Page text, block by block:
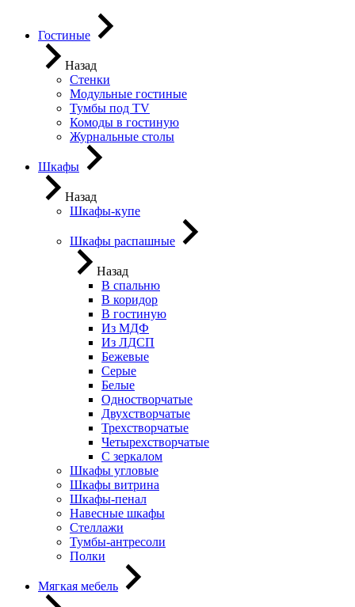
Гостиные
Назад
Стенки
Модульные гостиные
Тумбы под ТV
Комоды в гостиную
Журнальные столы
Шкафы
Назад
Шкафы-купе
Шкафы распашные
Назад
В спальню
В коридор
В гостиную
Из МДФ
Из ЛДСП
Бежевые
Серые
Белые
Одностворчатые
Двухстворчатые
Трехстворчатые
Четырехстворчатые
С зеркалом
Шкафы угловые
Шкафы витрина
Шкафы-пенал
Навесные шкафы
Стеллажи
Тумбы-антресоли
Полки
Мягкая мебель